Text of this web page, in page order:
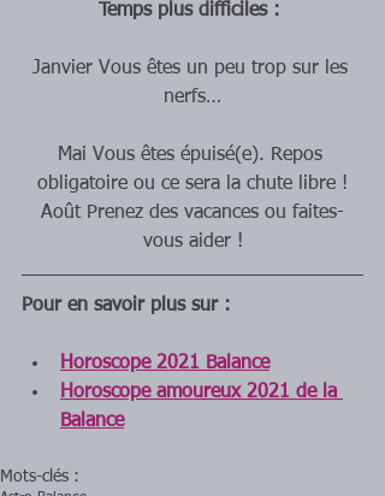
Temps plus difficiles :
Janvier Vous êtes un peu trop sur les
nerfs…
Mai Vous êtes épuisé(e). Repos
obligatoire ou ce sera la chute libre !
Août Prenez des vacances ou faites-
vous aider !
Pour en savoir plus sur :
Horoscope 2021 Balance
Horoscope amoureux 2021 de la
Balance
Mots-clés :